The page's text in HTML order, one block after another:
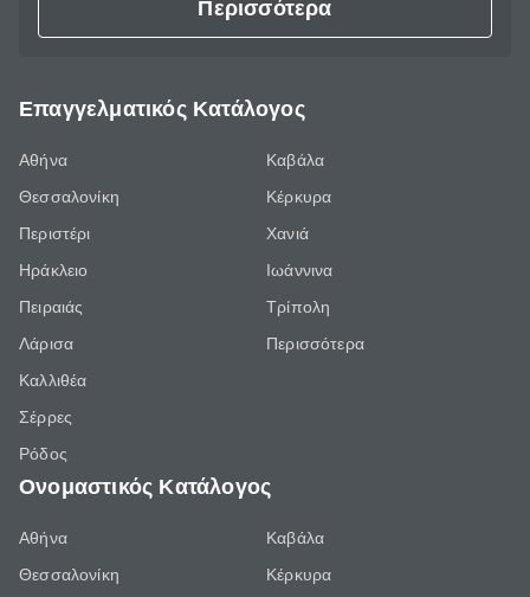
Περισσότερα
Επαγγελματικός Κατάλογος
Αθήνα
Θεσσαλονίκη
Περιστέρι
Ηράκλειο
Πειραιάς
Λάρισα
Καλλιθέα
Σέρρες
Ρόδος
Καβάλα
Κέρκυρα
Χανιά
Ιωάννινα
Τρίπολη
Περισσότερα
Ονομαστικός Κατάλογος
Αθήνα
Θεσσαλονίκη
Καβάλα
Κέρκυρα